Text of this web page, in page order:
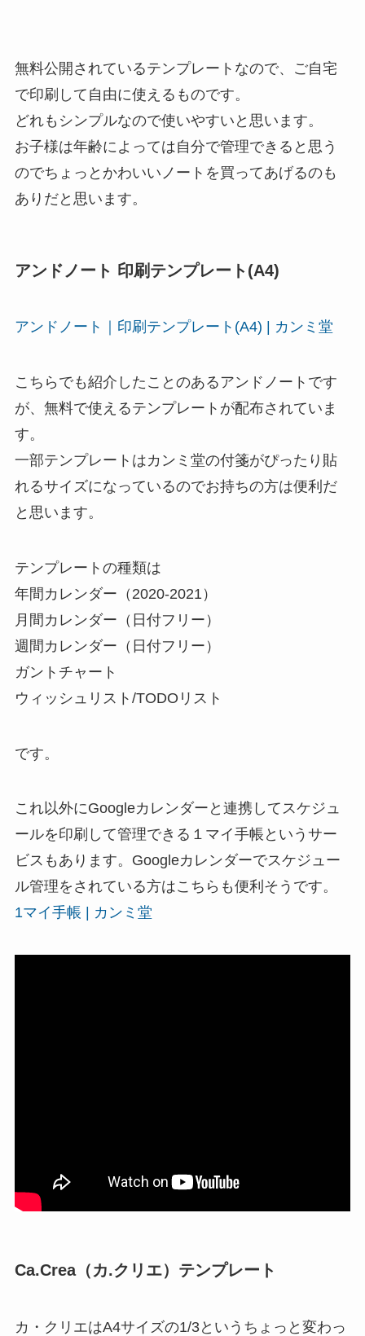
無料公開されているテンプレートなので、ご自宅
で印刷して自由に使えるものです。
どれもシンプルなので使いやすいと思います。
お子様は年齢によっては自分で管理できると思う
のでちょっとかわいいノートを買ってあげるのも
ありだと思います。
アンドノート 印刷テンプレート(A4)
アンドノート｜印刷テンプレート(A4) | カンミ堂
こちらでも紹介したことのあるアンドノートです
が、無料で使えるテンプレートが配布されていま
す。
一部テンプレートはカンミ堂の付箋がぴったり貼
れるサイズになっているのでお持ちの方は便利だ
と思います。
テンプレートの種類は
年間カレンダー（2020-2021）
月間カレンダー（日付フリー）
週間カレンダー（日付フリー）
ガントチャート
ウィッシュリスト/TODOリスト
です。
これ以外にGoogleカレンダーと連携してスケジュ
ールを印刷して管理できる１マイ手帳というサー
ビスもあります。Googleカレンダーでスケジュー
ル管理をされている方はこちらも便利そうです。
1マイ手帳 | カンミ堂
Ca.Crea（カ.クリエ）テンプレート
カ・クリエはA4サイズの1/3というちょっと変わっ